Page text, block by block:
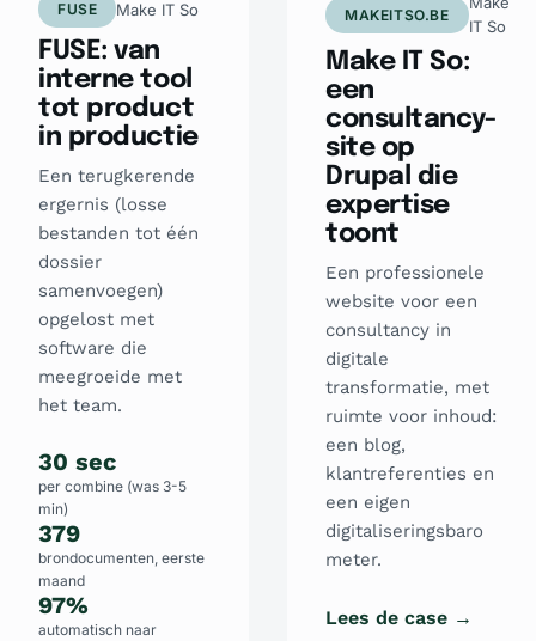
FUSE Make IT So
FUSE: van
interne tool
tot product
in productie
Een terugkerende
ergernis (losse
bestanden tot één
dossier
samenvoegen)
opgelost met
software die
meegroeide met
het team.
30 sec
per combine (was 3-5
min)
379
brondocumenten, eerste
maand
97%
automatisch naar
MAKEITSO.BE
IT So
Make IT So:
een
consultancy-
site op
Drupal die
expertise
toont
Een professionele
website voor een
consultancy in
digitale
transformatie, met
ruimte voor inhoud:
een blog,
klantreferenties en
een eigen
digitaliseringsbaro
meter.
Lees de case →